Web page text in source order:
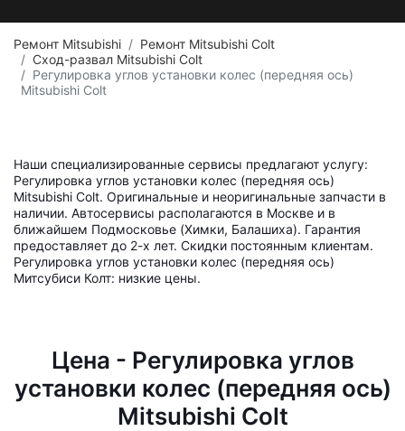
Ремонт Mitsubishi
Ремонт Mitsubishi Colt
Сход-развал Mitsubishi Colt
Регулировка углов установки колес (передняя ось)
Mitsubishi Colt
Наши специализированные сервисы предлагают услугу:
Регулировка углов установки колес (передняя ось)
Mitsubishi Colt. Оригинальные и неоригинальные запчасти в
наличии. Автосервисы располагаются в Москве и в
ближайшем Подмосковье (Химки, Балашиха). Гарантия
предоставляет до 2-х лет. Скидки постоянным клиентам.
Регулировка углов установки колес (передняя ось)
Митсубиси Колт: низкие цены.
Цена - Регулировка углов
установки колес (передняя ось)
Mitsubishi Colt